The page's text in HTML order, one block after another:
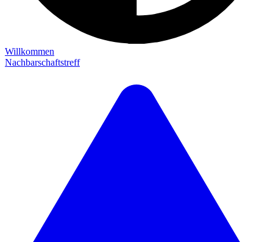
Willkommen
Nachbarschaftstreff